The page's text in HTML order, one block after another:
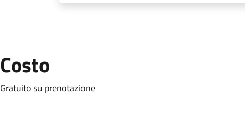
Costo
Gratuito su prenotazione